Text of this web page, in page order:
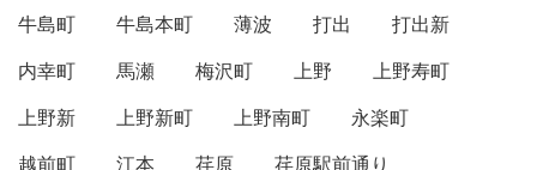
牛島町
牛島本町 薄波 打出
打出新
内幸町
馬瀬 梅沢町 上野
上野寿町
上野新
上野新町 上野南町
永楽町